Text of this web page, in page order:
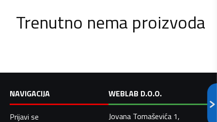
Trenutno nema proizvoda
NAVIGACIJA
Prijavi se
WEBLAB D.O.O.
Jovana Tomaševića 1,